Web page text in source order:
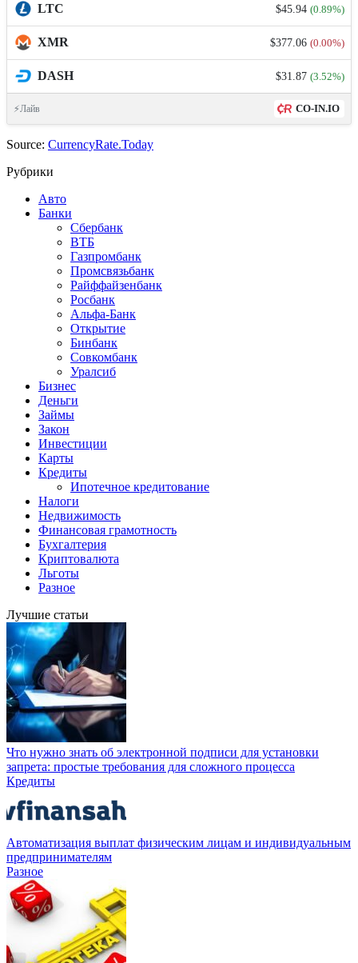
LTC $45.94 (0.89%)
XMR $377.06 (0.00%)
DASH $31.87 (3.52%)
⚡Лайв CO-IN.IO
Source: CurrencyRate.Today
Рубрики
Авто
Банки
Сбербанк
ВТБ
Газпромбанк
Промсвязьбанк
Райффайзенбанк
Росбанк
Альфа-Банк
Открытие
Бинбанк
Совкомбанк
Уралсиб
Бизнес
Деньги
Займы
Закон
Инвестиции
Карты
Кредиты
Ипотечное кредитование
Налоги
Недвижимость
Финансовая грамотность
Бухгалтерия
Криптовалюта
Льготы
Разное
Лучшие статьи
Что нужно знать об электронной подписи для установки
запрета: простые требования для сложного процесса
Кредиты
Автоматизация выплат физическим лицам и индивидуальным
предпринимателям
Разное